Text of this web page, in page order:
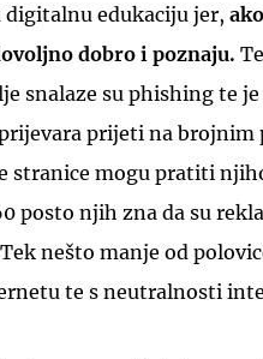
digitalnu edukaciju jer,
dobro i poznaju.
snalaze su phishing te
prijeti na brojnim
stranice mogu pratiti
posto njih zna da su
nešto manje od
te s neutralnosti